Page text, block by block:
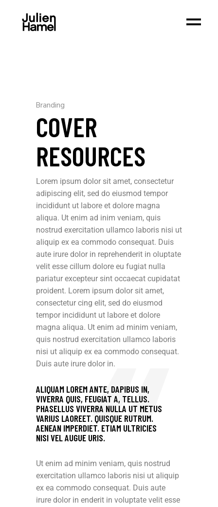
Branding
COVER
RESOURCES
Lorem ipsum dolor sit amet, consectetur
adipiscing elit, sed do eiusmod tempor
incididunt ut labore et dolore magna
aliqua. Ut enim ad inim veniam, quis
nostrud exercitation ullamco laboris nisi ut
aliquip ex ea commodo consequat. Duis
aute irure dolor in reprehenderit in oluptate
velit esse cillum dolore eu fugiat nulla
pariatur excepteur sint occaecat cupidatat
proident. Lorem ipsum dolor sit amet,
consectetur cing elit, sed do eiusmod
tempor incididunt ut labore et dolore
magna aliqua. Ut enim ad minim veniam,
quis nostrud exercitation ullamco laboris
nisi ut aliquip ex ea commodo consequat.
Duis aute irure dolor in.
ALIQUAM LOREM ANTE, DAPIBUS IN,
VIVERRA QUIS, FEUGIAT A, TELLUS.
PHASELLUS VIVERRA NULLA UT METUS
VARIUS LAOREET. QUISQUE RUTRUM.
AENEAN IMPERDIET. ETIAM ULTRICIES
NISI VEL AUGUE URIS.
Ut enim ad minim veniam, quis nostrud
exercitation ullamco laboris nisi ut aliquip
ex ea commodo consequat. Duis aute
irure dolor in enderit in voluptate velit esse